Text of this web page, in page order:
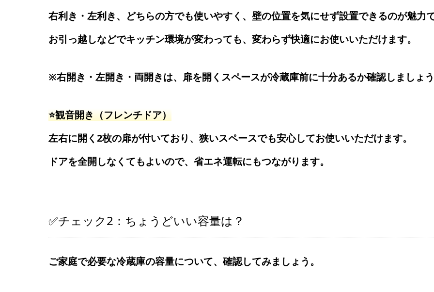
右利き・左利き、どちらの方でも使いやすく、壁の位置を気にせず設置できるのが魅力
お引っ越しなどでキッチン環境が変わっても、変わらず快適にお使いいただけます。
※右開き・左開き・両開きは、扉を開くスペースが冷蔵庫前に十分あるか確認しましょ
⭐️観音開き（フレンチドア）
左右に開く2枚の扉が付いており、狭いスペースでも安心してお使いいただけます。
ドアを全開しなくてもよいので、省エネ運転にもつながります。
✅チェック2：ちょうどいい容量は？
ご家庭で必要な冷蔵庫の容量について、確認してみましょう。